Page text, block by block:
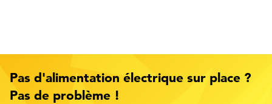
Pas d'alimentation électrique sur place ?
Pas de problème !